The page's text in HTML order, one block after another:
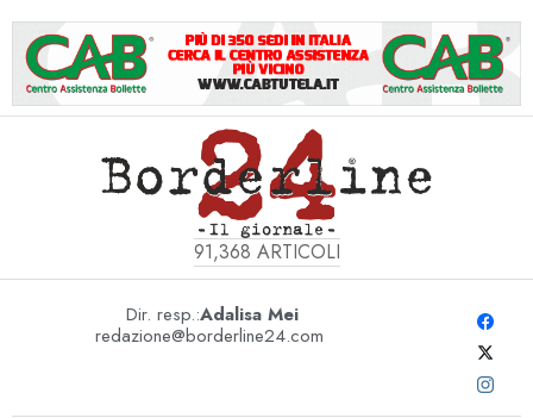
91,368 ARTICOLI
Dir. resp.:Adalisa Mei
redazione@borderline24.com